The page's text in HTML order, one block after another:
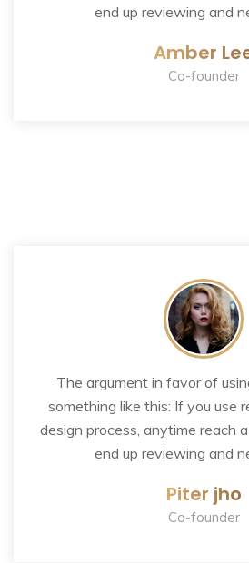
end up reviewing and
Amber
Co-founder
The argument in favor of
something like this: If you use
design process, anytime reach
end up reviewing and
Piter jho
Co-founder